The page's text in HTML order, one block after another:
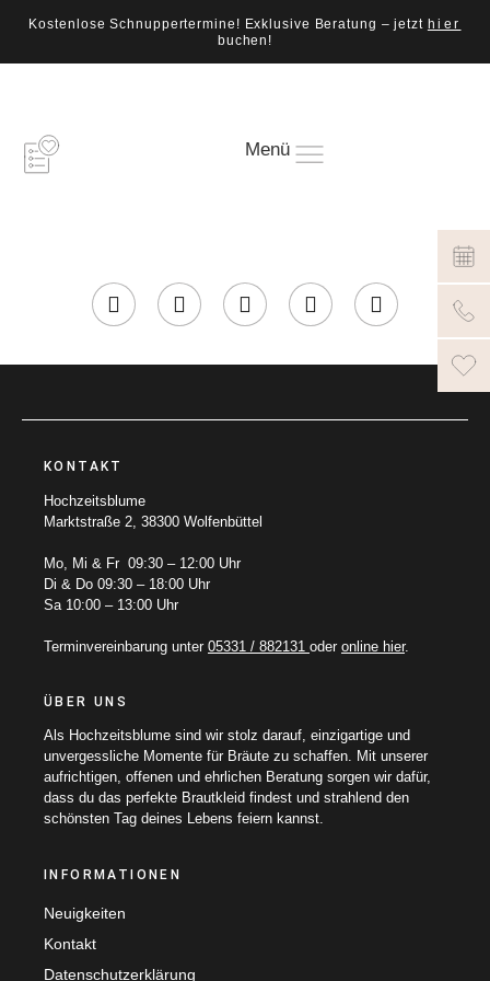
Kostenlose Schnuppertermine! Exklusive Beratung – jetzt hier
buchen!
Menü
KONTAKT
Hochzeitsblume
Marktstraße 2, 38300 Wolfenbüttel
Mo, Mi & Fr 09:30 – 12:00 Uhr
Di & Do 09:30 – 18:00 Uhr
Sa 10:00 – 13:00 Uhr
Terminvereinbarung unter 05331 / 882131 oder online hier.
ÜBER UNS
Als Hochzeitsblume sind wir stolz darauf, einzigartige und
unvergessliche Momente für Bräute zu schaffen. Mit unserer
aufrichtigen, offenen und ehrlichen Beratung sorgen wir dafür,
dass du das perfekte Brautkleid findest und strahlend den
schönsten Tag deines Lebens feiern kannst.
INFORMATIONEN
Neuigkeiten
Kontakt
Datenschutzerklärung